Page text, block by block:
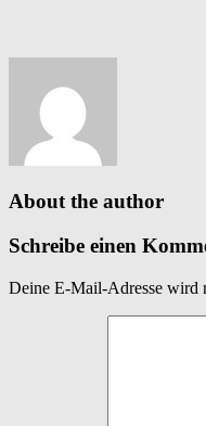
About the author
Schreibe einen
Deine E-Mail-Adresse wird